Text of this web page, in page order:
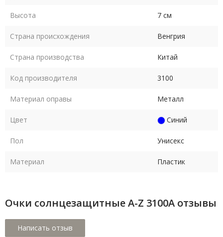
Высота 7 см
Страна происхождения Венгрия
Страна производства Китай
Код производителя 3100
Материал оправы Металл
Цвет Синий
Пол Унисекс
Материал Пластик
Очки солнцезащитные A-Z 3100A отзывы